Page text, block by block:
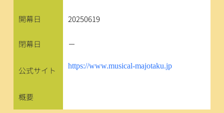
開幕日 20250619
閉幕日 －
公式サイト https://www.musical-majotaku.jp
概要